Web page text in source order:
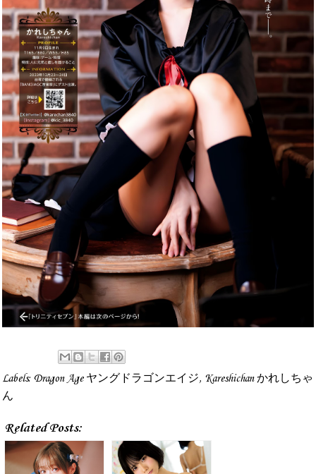
Labels: Dragon Age ヤングドラゴンエイジ, Kareshichan かれしちゃ
ん
Related Posts: